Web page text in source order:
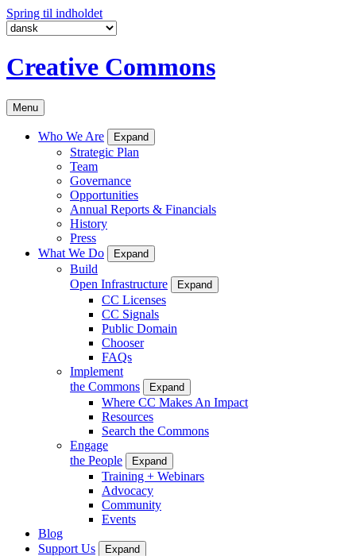
Spring til indholdet
Creative Commons
Menu
Who We Are Expand
Strategic Plan
Team
Governance
Opportunities
Annual Reports & Financials
History
Press
What We Do
Expand
Build
Open Infrastructure
Expand
CC Licenses
CC Signals
Public Domain
Chooser
FAQs
Implement
the Commons
Expand
Where CC Makes An Impact
Resources
Search the Commons
Engage
the People
Expand
Training + Webinars
Advocacy
Community
Events
Blog
Support Us
Expand